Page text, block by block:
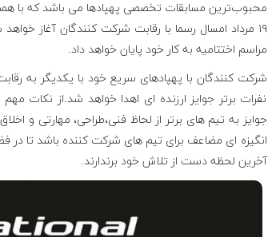
محبوب‌ترین مسابقات تخصصی پهپادها می باشد که با
مراسم اختتامیه به کار خود پایان خواهد داد.
شرکت کنندگان با پهپادهای سریع خود با یکدیگر به
نفرات برتر جوایز ارزنده ای اهدا خواهد شد.از نکات
جوایز به تیم های برتر از لحاظ فنی،طراحی، مهارتی و
انگیزه ای مضاعف برای تیم های شرکت کننده باشد تا در
آخرین لحظه دست از تلاش خود برندارند.